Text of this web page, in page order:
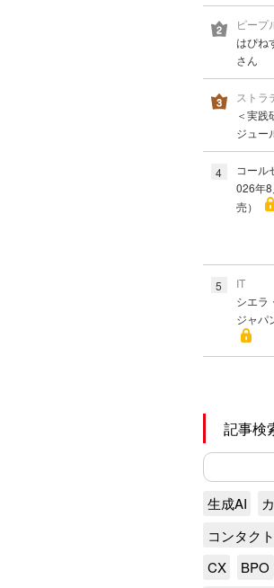
ピープ
はぴね
さん
ストラ
＜実践
ジュー
4
コール
026年
売）
5
IT
シエラ
ジャ
記事検
生成AI
コンタク
CX
BPO